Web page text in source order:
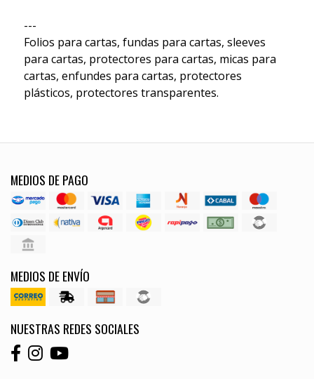
---
Folios para cartas, fundas para cartas, sleeves
para cartas, protectores para cartas, micas para
cartas, enfundes para cartas, protectores
plásticos, protectores transparentes.
MEDIOS DE PAGO
MEDIOS DE ENVÍO
NUESTRAS REDES SOCIALES